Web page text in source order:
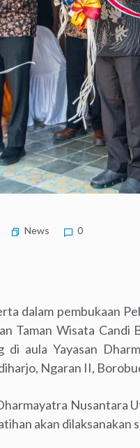
News 0
dalam pembukaan
Taman Wisata
di aula Yayasan
Ngaran II,
Nusantara
akan dilaksanakan